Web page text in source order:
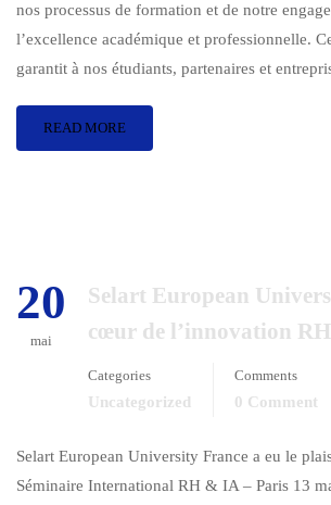
nos processus de formation et de notre
l’excellence académique et professionnelle.
garantit à nos étudiants, partenaires et
READ MORE
20
mai
Selart European
cœur de l’innovation
Categories
Uncategorized
Comments
0 Comment
Selart European University France a eu le
Séminaire International RH & IA – Paris 13